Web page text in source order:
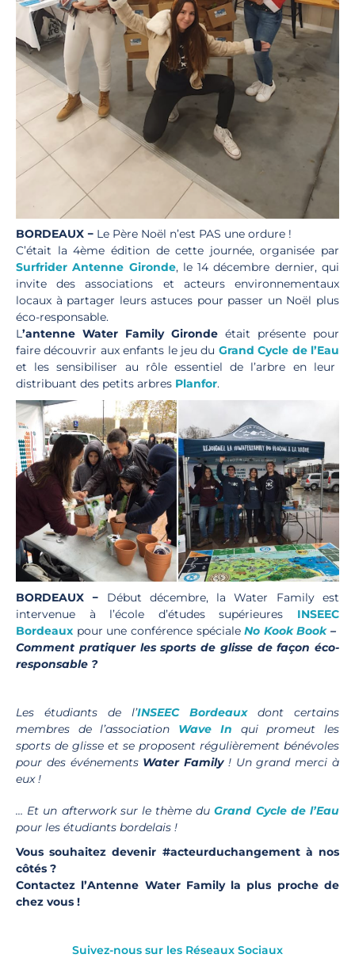
BORDEAUX − Le Père Noël n’est PAS une ordure !
C’était la 4ème édition de cette journée, organisée par
Surfrider Antenne Gironde, le 14 décembre dernier, qui
invitedes associations et acteurs environnementaux
locaux à partager leurs astuces pour passer un Noël plus
éco-responsable.
L’antenne Water Family Gironde était présente pour
faire découvrir aux enfants le jeu du Grand Cycle de l’Eau
et les sensibiliser au rôle essentiel de l’arbre en leur
distribuant des petits arbres Planfor.
BORDEAUX − Début décembre, la Water Family est
intervenue à l’école d’études supérieures INSEEC
Bordeaux pour une conférence spécialeNo Kook Book–
Comment pratiquer les sports de glisse de façon éco-
responsable ?
Les étudiants de l’INSEEC Bordeauxdont certains
membres de l’association Wave In qui promeut les
sports de glisse et se proposent régulièrement bénévoles
pour des événements Water Family! Un grand merci à
eux !
… Et un afterwork sur le thème duGrand Cycle de l’Eau
pour les étudiants bordelais !
Vous souhaitez devenir #acteurduchangement à nos
côtés ?
Contactez l’Antenne Water Family la plus proche de
chez vous !
Suivez-nous sur les Réseaux Sociaux